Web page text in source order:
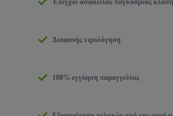
Διαφανής τιμολόγηση
100% εγγύηση παραγγελίας